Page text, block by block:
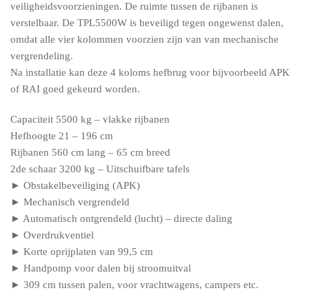
veiligheidsvoorzieningen. De ruimte tussen de rijbanen is
verstelbaar. De TPL5500W is beveiligd tegen ongewenst dalen,
omdat alle vier kolommen voorzien zijn van van mechanische
vergrendeling.
Na installatie kan deze 4 koloms hefbrug voor bijvoorbeeld APK
of RAI goed gekeurd worden.
Capaciteit 5500 kg – vlakke rijbanen
Hefhoogte 21 – 196 cm
Rijbanen 560 cm lang – 65 cm breed
2de schaar 3200 kg – Uitschuifbare tafels
► Obstakelbeveiliging (APK)
► Mechanisch vergrendeld
► Automatisch ontgrendeld (lucht) – directe daling
► Overdrukventiel
► Korte oprijplaten van 99,5 cm
► Handpomp voor dalen bij stroomuitval
► 309 cm tussen palen, voor vrachtwagens, campers etc.